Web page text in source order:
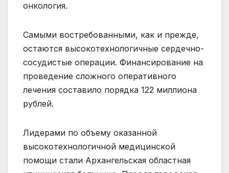
онкология.
Самыми востребованными, как и прежде,
остаются высокотехнологичные сердечно-
сосудистые операции. Финансирование на
проведение сложного оперативного
лечения составило порядка 122 миллиона
рублей.
Лидерами по объему оказанной
высокотехнологичной медицинской
помощи стали Архангельская областная